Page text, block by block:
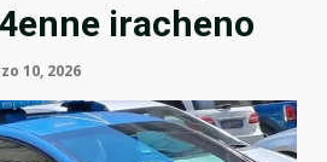
iracheno
10, 2026